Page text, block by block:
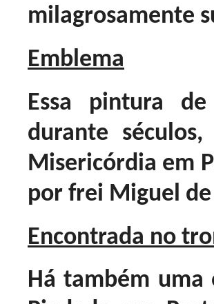
milagrosamente
Emblema
Essa pintura
durante
Misericórdia em
por frei Miguel
Encontrada no
Há também uma